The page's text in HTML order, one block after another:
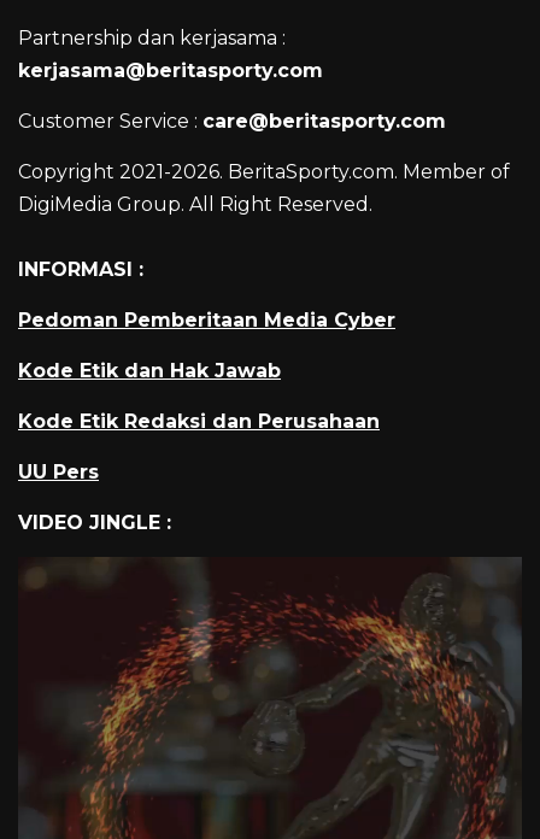
Partnership dan kerjasama :
kerjasama@beritasporty.com
Customer Service : care@beritasporty.com
Copyright 2021-2026. BeritaSporty.com. Member of
DigiMedia Group. All Right Reserved.
INFORMASI :
Pedoman Pemberitaan Media Cyber
Kode Etik dan Hak Jawab
Kode Etik Redaksi dan Perusahaan
UU Pers
VIDEO JINGLE :